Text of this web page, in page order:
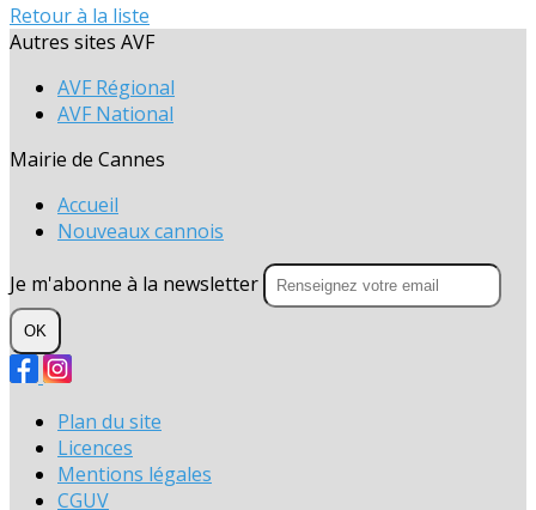
Retour à la liste
Autres sites AVF
AVF Régional
AVF National
Mairie de Cannes
Accueil
Nouveaux cannois
Je m'abonne à la newsletter
OK
Plan du site
Licences
Mentions légales
CGUV